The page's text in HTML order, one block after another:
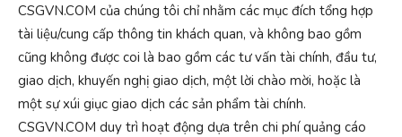
CSGVN.COM của chúng tôi chỉ nhằm các mục đích tổng hợp
tài liệu/cung cấp thông tin khách quan, và không bao gồm
cũng không được coi là bao gồm các tư vấn tài chính, đầu tư,
giao dịch, khuyến nghị giao dịch, một lời chào mời, hoặc là
một sự xúi giục giao dịch các sản phẩm tài chính.
CSGVN.COM duy trì hoạt động dựa trên chi phí quảng cáo